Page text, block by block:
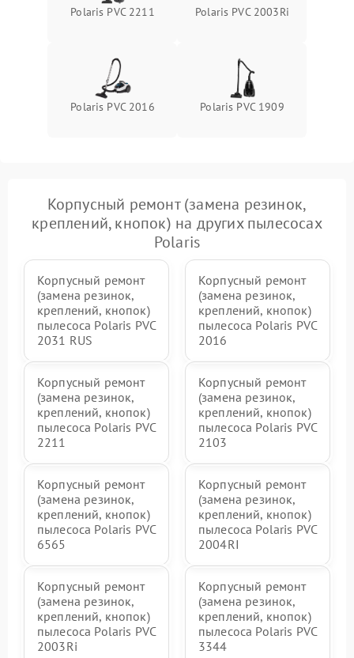
Polaris PVC 2211 Polaris PVC 2003Ri
Polaris PVC 2016 Polaris PVC 1909
Корпусный ремонт (замена резинок,
креплений, кнопок) на других пылесосах
Polaris
Корпусный ремонт
(замена резинок,
креплений, кнопок)
пылесоса Polaris PVC
2031 RUS
Корпусный ремонт
(замена резинок,
креплений, кнопок)
пылесоса Polaris PVC
2016
Корпусный ремонт
(замена резинок,
креплений, кнопок)
пылесоса Polaris PVC
2211
Корпусный ремонт
(замена резинок,
креплений, кнопок)
пылесоса Polaris PVC
2103
Корпусный ремонт
(замена резинок,
креплений, кнопок)
пылесоса Polaris PVC
6565
Корпусный ремонт
(замена резинок,
креплений, кнопок)
пылесоса Polaris PVC
2004RI
Корпусный ремонт
(замена резинок,
креплений, кнопок)
пылесоса Polaris PVC
2003Ri
Корпусный ремонт
(замена резинок,
креплений, кнопок)
пылесоса Polaris PVC
3344